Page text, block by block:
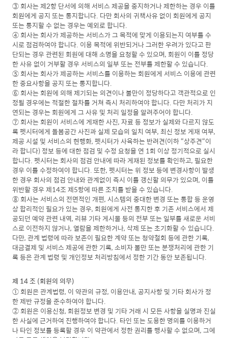
③ 회사는 제2항 단서에 의해 서비스 제공을 중지하거나 제한하는 경우 이를
회원에게 공지 또는 통지합니다. 다만 회사의 귀책사유 없이 회원에게 공지
또는 통지할 수 없는 경우는 예외로 합니다.
④ 회사는 회사가 제공하는 서비스가 그 목적에 맞게 이용되는지 여부를 수
시로 점검하여야 합니다. 이용 목적에 위반되거나 그러한 우려가 있다고 판
단되는 경우 관련된 회원에 대해 소명을 요청할 수 있으며, 회원이 이를 정당
한 사유 없이 거부할 경우 서비스의 일부 또는 전부를 제한할 수 있습니다.
⑤ 회사는 회사가 제공하는 서비스를 이용하는 회원에게 서비스 이용에 관련
한 중요사항을 공지 또는 통지합니다.
⑥ 회사는 회원에 의해 제기되는 의견이나 불만이 정당하다고 객관적으로 인
정될 경우에는 적절한 절차를 거쳐 즉시 처리하여야 합니다. 다만 처리가 지
연되는 경우는 회원에게 그 사유 및 처리 일정을 알려주어야 합니다.
⑦ 회사는 회원이 서비스에 게재한 사진, 자료 등 정보가 실제와 다르지 않도
록 펫시터에게 돌봄공간 사진과 실제 모습의 일치 여부, 최신 정보 게재 여부,
제공 시설 및 서비스의 현행화, 펫시터가 사육하는 반려견(이하 “상주견“이
라 합니다) 정보 등에 대한 점검 및 수정 요청을 연 1회 이상 정기적으로 실시
합니다. 펫시터는 회사의 점검 안내에 따라 게재된 정보를 확인하고, 필요한
경우 이를 수정하여야 합니다. 또한, 펫시터는 위 정보 등에 변경사항이 발생
한 경우 회사의 점검 안내와 관계없이 즉시 이를 갱신할 의무가 있으며, 이를
위반할 경우 제14조 제5항에 따른 조치를 받을 수 있습니다.
⑧ 회사는 서비스의 전면적인 개편, 시스템의 중대한 변경 또는 통합 등 운영
상 합리적인 필요가 있는 경우, 회원에게 사전 통지한 후 기존 서비스에서 제
공되던 예약 관련 내역, 리뷰 기타 게시물 등의 전부 또는 일부를 새로운 서비
스로 이전하지 않거나, 열람을 제한하거나, 삭제 또는 초기화할 수 있습니다.
다만, 관계 법령에 따라 보존이 필요한 계약 또는 청약철회 등에 관한 기록,
대금결제 및 서비스 제공에 관한 기록, 소비자 불만 또는 분쟁처리에 관한 기
록 등은 관계 법령 및 개인정보 처리방침에서 정한 기간 동안 보존됩니다.
제 14 조 (회원의 의무)
① 회원은 관계법령, 이 약관의 규정, 이용안내, 공지사항 및 기타 회사가 정
한 제반 규정을 준수하여야 합니다.
② 회원은 이용신청, 회원정보 변경 및 기타 거래 시 모든 사항을 실명과 진실
한 사실에 근거하여 진행하여야 합니다. 타인 또는 도용한 명의를 이용하거
나 타인 정보를 등록할 경우 이 약관에서 정한 권리를 행사할 수 없으며, 그에